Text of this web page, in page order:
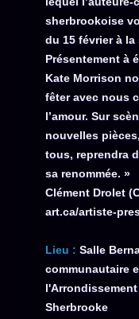
sherbrookoise
du 15 février à
Présentement à
Kate Morrison
fêter avec nous
l’amour. Sur
nouvelles
tous, reprendra
sa renommée. »
Clément Drolet
art.ca/artiste-
Lieu : Salle
communautaire
Sherbrooke